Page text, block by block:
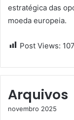
estratégica das
moeda europeia.
Post Views: 107
Arquivos
novembro 2025